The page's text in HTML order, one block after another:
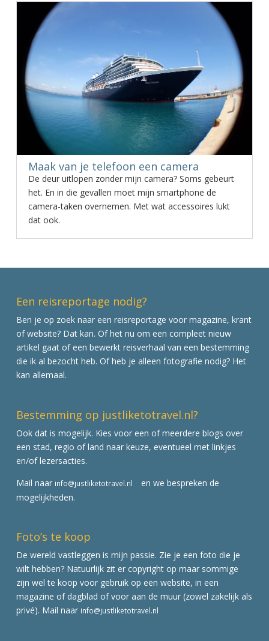
Maak van je telefoon een camera
De deur uitlopen zonder mijn camera? Soms gebeurt
het. En in die gevallen moet mijn smartphone de
camera-taken overnemen. Met wat accessoires lukt
dat ook.
Een reisreportage nodig?
Ben je op zoek naar een reisreportage voor magazine, krant
of website? Dat kan. Of het nu om een compleet nieuw
artikel gaat of een bewerkt reisverhaal van een bestemming
die ik al bezocht heb. Of heb je alleen fotografie nodig? Het
kan allemaal.
Bestemming op justliketotravel.nl?
Ook dat is mogelijk. Kies voor een of meerdere blogs over
een stad, regio of land naar keuze, eventueel met linkjes
en/of lezersacties.
Mail naar info@justliketotravel.nl
en we bespreken de
mogelijkheden.
Foto’s te koop
De wereld vastleggen is mijn passie. Zie je een foto die je
wilt hebben? Natuurlijk zit er copyright op maar sommige
zijn wel te koop voor gebruik op een website, in een
magazine of dagblad of voor aan de muur (zowel zakelijk als
privé). Mail naar info@justliketotravel.nl